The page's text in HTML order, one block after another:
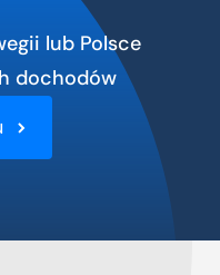
lub Polsce
dochodów